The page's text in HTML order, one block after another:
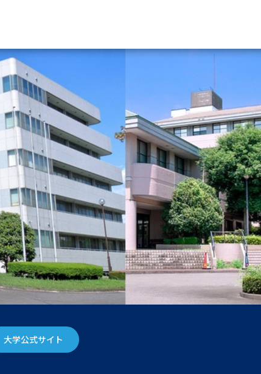
資料請求
大学・短大の資料種類から請
大学パンフ
学部・学科パンフ
総合型選抜・学校推薦型選抜 募集要項
大学入学共通テスト利用選抜の募集要項
大学・短大以外の資料から請
専門学校の資料請求 大学院の資料請求
大学入学共通テスト「受験案内」の請求
大学入学共通テスト「受験上の配慮案
大学公式サイト